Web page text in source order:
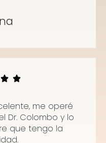
me operé
Dr. Colombo y lo
que tengo la